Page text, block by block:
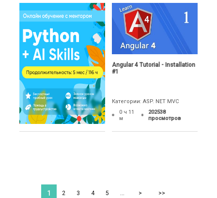
Angular 4 Tutorial - Installation
#1
Категории: ASP. NET MVC
0 ч 11
м
202538
просмотров
1 2 3 4 5 … > >>